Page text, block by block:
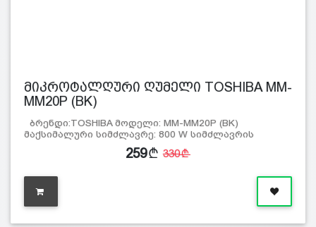
მიკროტალღური ღუმელი TOSHIBA MM-
MM20P (BK)
ბრენდი:TOSHIBA მოდელი: MM-MM20P (BK)
მაქსიმალური სიმძლავრე: 800 W სიმძლავრის
259 330